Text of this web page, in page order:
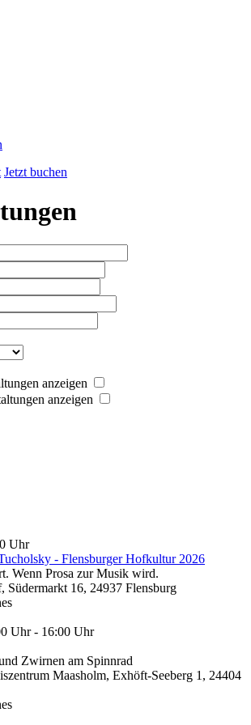
Jetzt buchen
anzeigen
anzeigen
Uhr
- Flensburger Hofkultur 2026
Wenn Prosa zur Musik wird.
Südermarkt 16, 24937 Flensburg
Uhr - 16:00 Uhr
Zwirnen am Spinnrad
Maasholm, Exhöft-Seeberg 1, 24404